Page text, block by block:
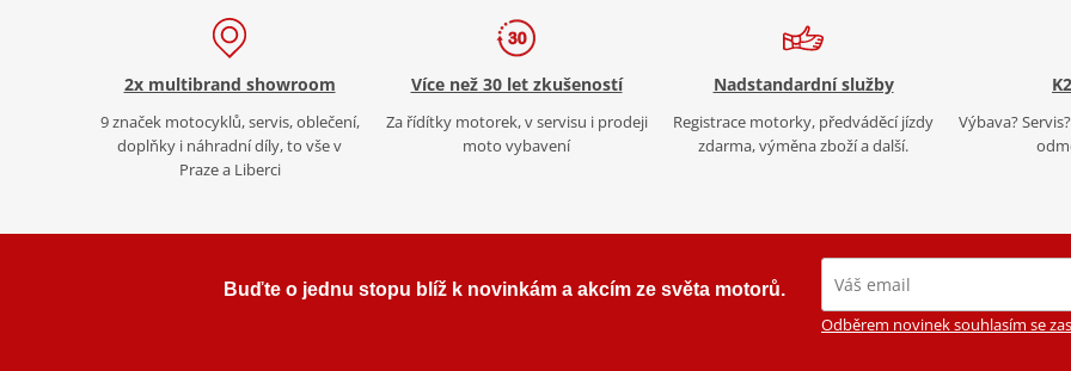
2x multibrand showroom
9 značek motocyklů, servis, oblečení,
doplňky i náhradní díly, to vše v
Praze a Liberci
Více než 30 let zkušeností
Za řídítky motorek, v servisu i prodeji
moto vybavení
Nadstandardní služby
Registrace motorky, předváděcí jízdy
zdarma, výměna zboží a další.
Výbava?
Buďte o jednu stopu blíž k novinkám a akcím ze světa motorů.
Odběrem novinek souhlasím se